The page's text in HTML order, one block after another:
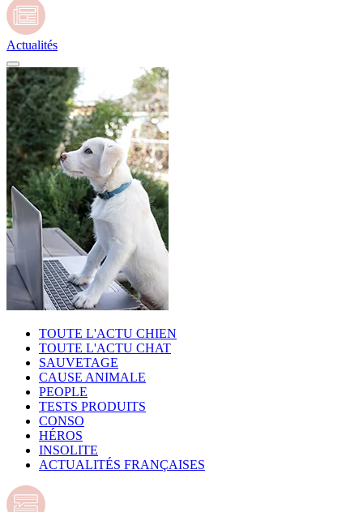
Actualités
TOUTE L'ACTU CHIEN
TOUTE L'ACTU CHAT
SAUVETAGE
CAUSE ANIMALE
PEOPLE
TESTS PRODUITS
CONSO
HÉROS
INSOLITE
ACTUALITÉS FRANÇAISES